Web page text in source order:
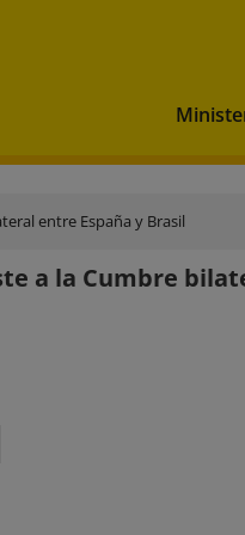
entre España y Brasil
a la Cumbre